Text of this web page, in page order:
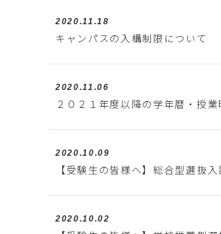
2020.11.18
キャンパスの入構制限について
2020.11.06
２０２１年度以降の学年暦・授
2020.10.09
【受験生の皆様へ】総合型選抜
2020.10.02